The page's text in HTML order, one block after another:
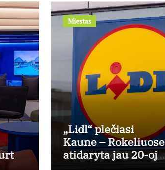
Miestas
„Lidl“ plečiasi
Kaune – Rokeliuose
atidaryta jau 20-oji